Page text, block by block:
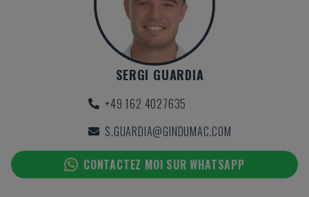
SERGI GUARDIA
+49 162 4027635
S.GUARDIA@GINDUMAC.COM
CONTACTEZ MOI SUR WHATSAPP